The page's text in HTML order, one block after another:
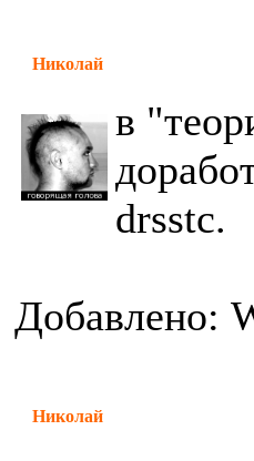
Николай
в
drsstc.
Добавлено:
Николай